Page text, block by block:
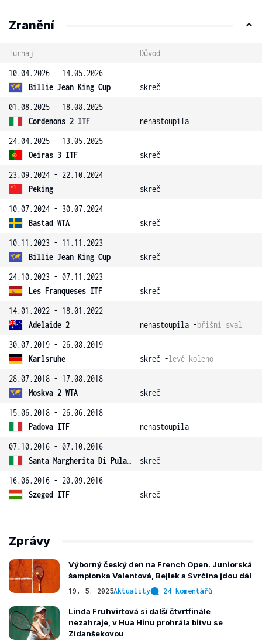
Zranění
Turnaj
Důvod
10.04.2026 - 14.05.2026
Billie Jean King Cup
skreč
01.08.2025 - 18.08.2025
Cordenons 2 ITF
nenastoupila
24.04.2025 - 13.05.2025
Oeiras 3 ITF
skreč
23.09.2024 - 22.10.2024
Peking
skreč
10.07.2024 - 30.07.2024
Bastad WTA
skreč
10.11.2023 - 11.11.2023
Billie Jean King Cup
skreč
24.10.2023 - 07.11.2023
Les Franqueses ITF
skreč
14.01.2022 - 18.01.2022
Adelaide 2
nenastoupila -břišní sval
30.07.2019 - 26.08.2019
Karlsruhe
skreč -levé koleno
28.07.2018 - 17.08.2018
Moskva 2 WTA
skreč
15.06.2018 - 26.06.2018
Padova ITF
nenastoupila
07.10.2016 - 07.10.2016
Santa Margherita Di Pula 14 ITF
skreč
16.06.2016 - 20.09.2016
Szeged ITF
skreč
Zprávy
Výborný český den na French Open. Juniorská
šampionka Valentová, Bejlek a Svrčina jdou dál
19. 5. 2025Aktuality 24 komentářů
Linda Fruhvirtová si další čtvrtfinále
nezahraje, v Hua Hinu prohrála bitvu se
Zidanšekovou